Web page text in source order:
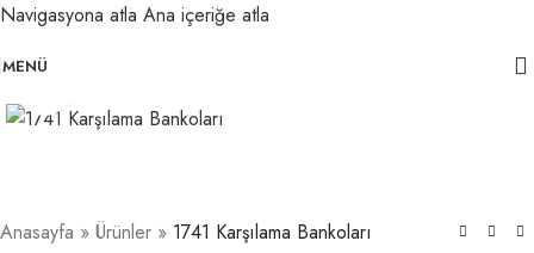
Navigasyona atla Ana içeriğe atla
MENÜ
Anasayfa » Ürünler » 1741 Karşılama Bankoları